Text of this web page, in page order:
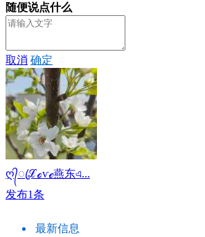
随便说点什么
取消 确定
ღ᭄ꦿℒℴѵℯ燕东এ...
发布1条
最新信息